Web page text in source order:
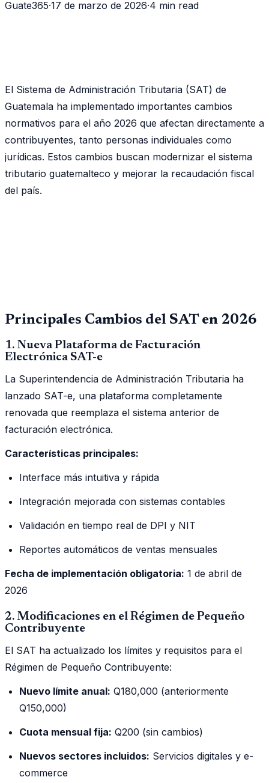
Guate365·17 de marzo de 2026·4 min read
El Sistema de Administración Tributaria (SAT) de
Guatemala ha implementado importantes cambios
normativos para el año 2026 que afectan directamente a
contribuyentes, tanto personas individuales como
jurídicas. Estos cambios buscan modernizar el sistema
tributario guatemalteco y mejorar la recaudación fiscal
del país.
Principales Cambios del SAT en 2026
1. Nueva Plataforma de Facturación
Electrónica SAT-e
La Superintendencia de Administración Tributaria ha
lanzado SAT-e, una plataforma completamente
renovada que reemplaza el sistema anterior de
facturación electrónica.
Características principales:
Interface más intuitiva y rápida
Integración mejorada con sistemas contables
Validación en tiempo real de DPI y NIT
Reportes automáticos de ventas mensuales
Fecha de implementación obligatoria: 1 de abril de
2026
2. Modificaciones en el Régimen de Pequeño
Contribuyente
El SAT ha actualizado los límites y requisitos para el
Régimen de Pequeño Contribuyente:
Nuevo límite anual: Q180,000 (anteriormente
Q150,000)
Cuota mensual fija: Q200 (sin cambios)
Nuevos sectores incluidos: Servicios digitales y e-
commerce